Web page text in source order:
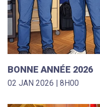
BONNE ANNÉE 2026
02 JAN 2026 | 8H00